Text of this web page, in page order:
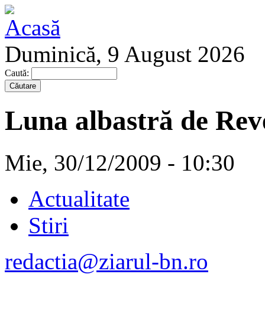
Duminică, 9 August 2026
Caută:
Luna albastră de
Mie, 30/12/2009 - 10:30
Actualitate
Stiri
redactia@ziarul-bn.ro